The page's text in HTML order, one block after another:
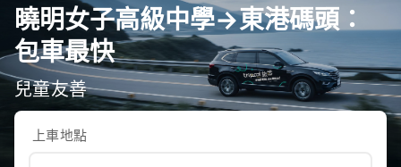
曉明女子高級中學→東港碼頭：
包車最快
兒童友善
上車地點